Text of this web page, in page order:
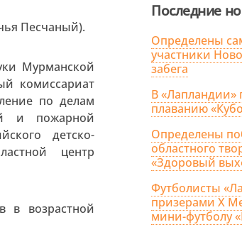
Песчаный).
Мурманской
комиссариат
по делам
и пожарной
детско-
центр
в возрастной
Последние
Определены
участники
забега
В
плаванию
Определены
областного
«Здоровый
Футболисты
призерами X
мини-футболу